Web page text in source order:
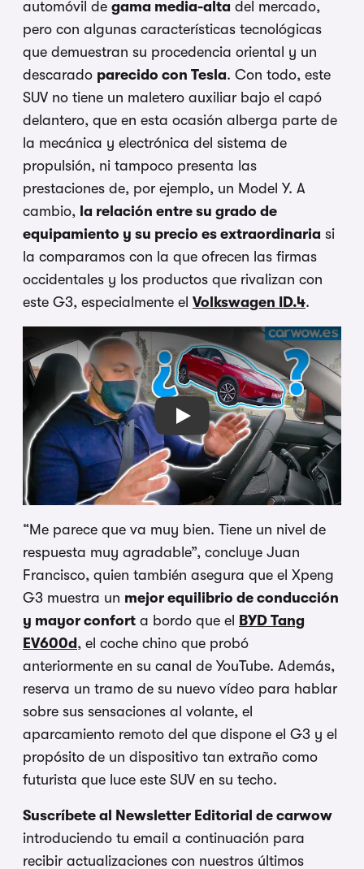
automóvil de gama media-alta del mercado,
pero con algunas características tecnológicas
que demuestran su procedencia oriental y un
descarado parecido con Tesla. Con todo, este
SUV no tiene un maletero auxiliar bajo el capó
delantero, que en esta ocasión alberga parte de
la mecánica y electrónica del sistema de
propulsión, ni tampoco presenta las
prestaciones de, por ejemplo, un Model Y. A
cambio, la relación entre su grado de
equipamiento y su precio es extraordinaria si
la comparamos con la que ofrecen las firmas
occidentales y los productos que rivalizan con
este G3, especialmente el Volkswagen ID.4.
Play
“Me parece que va muy bien. Tiene un nivel de
respuesta muy agradable”, concluye Juan
Francisco, quien también asegura que el Xpeng
G3 muestra un mejor equilibrio de conducción
y mayor confort a bordo que el
BYD Tang
EV600d , el coche chino que probó
anteriormente en su canal de YouTube. Además,
reserva un tramo de su nuevo vídeo para hablar
sobre sus sensaciones al volante, el
aparcamiento remoto del que dispone el G3 y el
propósito de un dispositivo tan extraño como
futurista que luce este SUV en su techo.
Suscríbete al Newsletter Editorial de carwow
introduciendo tu email a continuación para
recibir actualizaciones con nuestros últimos